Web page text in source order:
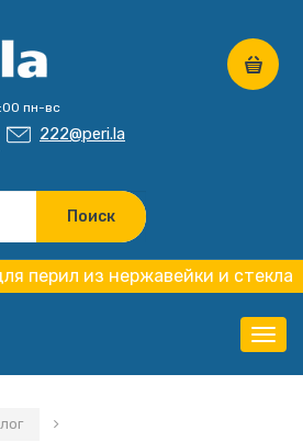
пн-вс
222@peri.la
перил из нержавейки и стекла